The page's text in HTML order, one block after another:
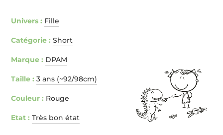
Univers : Fille
Catégorie : Short
Marque : DPAM
Taille : 3 ans (~92/98cm)
Couleur : Rouge
Etat : Très bon état